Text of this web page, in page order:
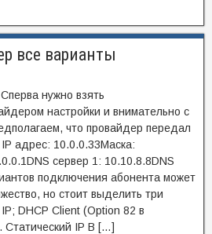
все варианты
нужно взять
настройки и внимательно с
что провайдер передал
адрес: 10.0.0.33Маска:
сервер 1: 10.10.8.8DNS
подключения абонента может
но стоит выделить три
DHCP Client (Option 82 в
Статический IP В […]